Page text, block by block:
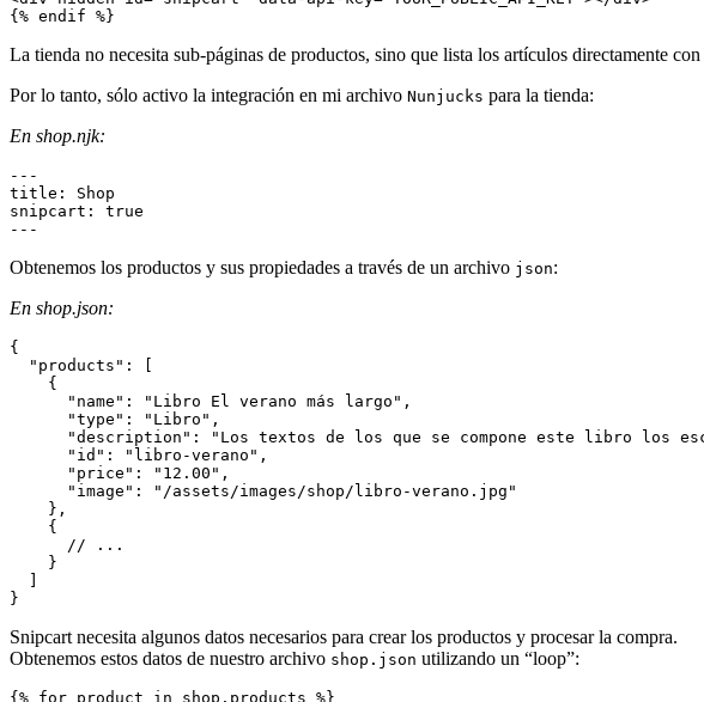
{% endif %}
La tienda no necesita sub-páginas de productos, sino que lista los artículos directamente
Por lo tanto, sólo activo la integración en mi archivo Nunjucks para la tienda:
En shop.njk:
---
title :
snipcart :
true
---
Obtenemos los productos y sus propiedades a través de un archivo json:
En shop.json:
{
"products" :
[
{
"name" : "Libro El verano más largo" ,
"type" : "Libro" ,
"description" :
"Los textos de los que se compone este libro los
"id" : "libro-verano" ,
"price" : "12.00" ,
"image" :
"/assets/images/shop/libro-verano.jpg"
} ,
{
// ...
}
]
}
Snipcart necesita algunos datos necesarios para crear los productos y procesar la compra.
Obtenemos estos datos de nuestro archivo shop.json utilizando un “loop”: